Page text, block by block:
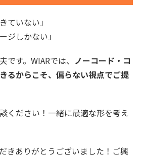
ていない」
ジしかない」
です。WIARでは、 ノーコード・コ
るからこそ、偏らない視点でご提
ください！一緒に最適な形を考え
きありがとうございました！ご興